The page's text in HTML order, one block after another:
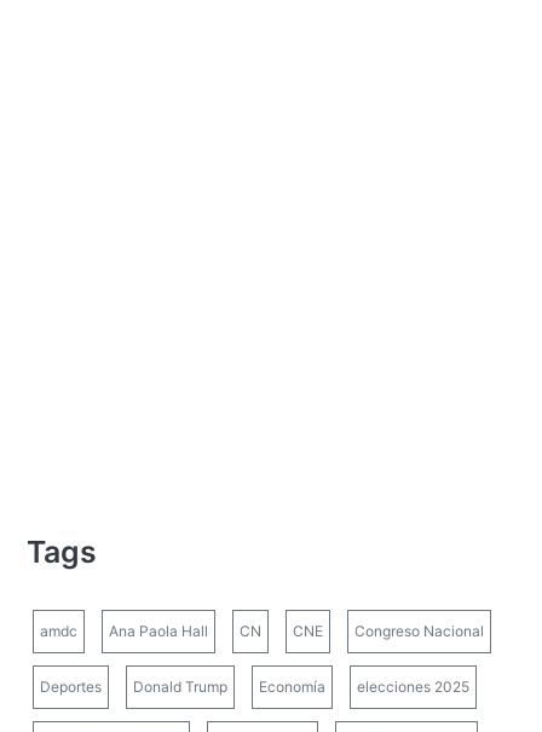
Tags
amdc Ana Paola Hall CN CNE Congreso Nacional
Deportes Donald Trump Economía elecciones 2025